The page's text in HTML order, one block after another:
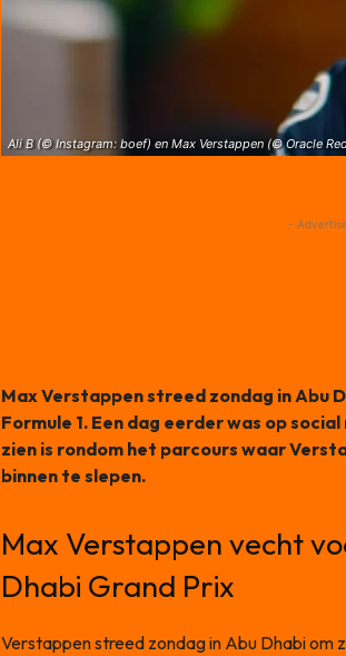
Ali B (© Instagram: boef) en Max Verstappen (© Oracle
-
Max Verstappen streed zondag in Abu
Formule 1. Een dag eerder was op
zien is rondom het parcours waar
binnen te slepen.
Max Verstappen vecht
Dhabi Grand Prix
Verstappen streed zondag in Abu Dhabi om